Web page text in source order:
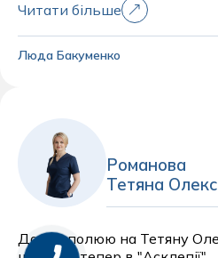
найвищому рівні! Це той
задоволена на всі 💯! Дай
команді🤗
Читати більше
Люда Бакуменко
Романова
Тетяна
Давно полюю на Тетяну